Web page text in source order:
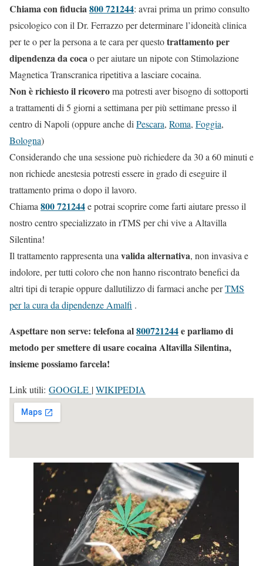
Chiama con fiducia800 721244: avrai prima un primo consulto
psicologico con il Dr. Ferrazzo per determinare l’idoneità clinica
per te o per la persona a te cara per questotrattamento per
dipendenza da cocao per aiutare un nipote con Stimolazione
Magnetica Transcranica ripetitiva a lasciare cocaina.
Non è richiesto il ricoveroma potresti aver bisogno di sottoporti
a trattamenti di 5 giorni a settimana per più settimane presso il
centro di Napoli (oppure anche diPescara, Roma, Foggia,
Bologna)
Considerando che una sessione può richiedere da 30 a 60 minuti e
non richiede anestesia potresti essere in grado di eseguire il
trattamento prima o dopo il lavoro.
Chiama800 721244e potrai scoprire come farti aiutare presso il
nostro centro specializzato in rTMS per chi vive a Altavilla
Silentina!
Il trattamento rappresenta unavalida alternativa, non invasiva e
indolore, per tutti coloro che non hanno riscontrato benefici da
altri tipi di terapie oppure dallutilizzo di farmaci anche perTMS
per la cura da dipendenze Amalfi .
Aspettare non serve: telefona al800721244e parliamo di
metodo per smettere di usare cocaina Altavilla Silentina,
insieme possiamo farcela!
Link utili: GOOGLE |WIKIPEDIA